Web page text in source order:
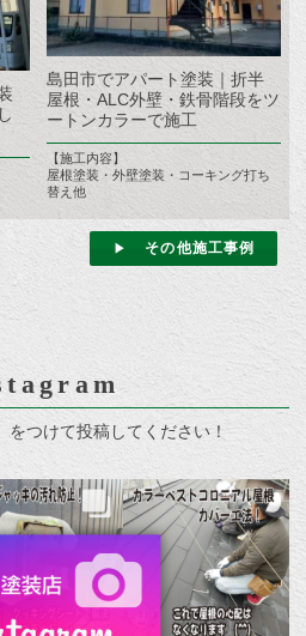
島田市でアパート塗装｜折半
屋根・ALC外壁・鉄骨階段をツ
ートンカラーで施工
【施工内容】
屋根塗装・外壁塗装・コーキング打ち
替え他
その他施工事例
つけて投稿してください！